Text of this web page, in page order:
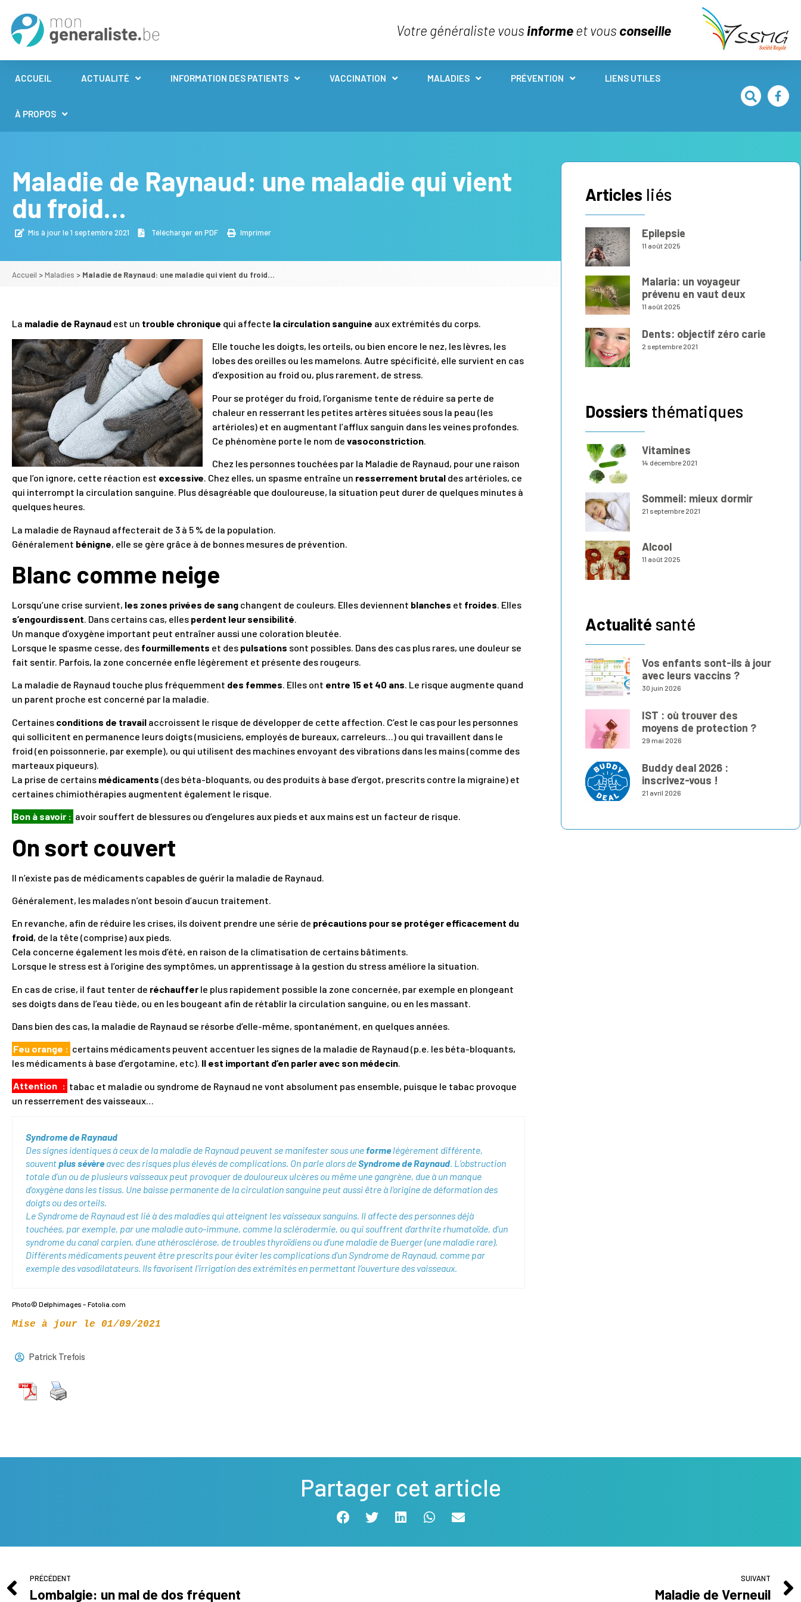
Votre généraliste vous informeet vous conseille
ACCUEIL ACTUALITÉ INFORMATION DES PATIENTS VACCINATION MALADIES PRÉVENTION LIENS UTILES
À PROPOS
Maladie de Raynaud: une maladie qui vient
du froid…
Mis à jour le 1 septembre 2021 Télécharger en PDF Imprimer
Articles liés
Epilepsie
11 août 2025
Malaria: un voyageur
prévenu en vaut deux
11 août 2025
Dents: objectif zéro carie
2 septembre 2021
Dossiers thématiques
Vitamines
14 décembre 2021
Sommeil: mieux dormir
21 septembre 2021
Alcool
11 août 2025
Actualité santé
Vos enfants sont-ils à jour
avec leurs vaccins ?
30 juin 2026
IST : où trouver des
moyens de protection ?
29 mai 2026
Buddy deal 2026 :
inscrivez-vous !
21 avril 2026
Accueil >Maladies > Maladie de Raynaud: une maladie qui vient du froid…
La maladie de Raynaud est un trouble chronique qui affecte la circulation sanguine aux extrémités du corps.
Elle touche les doigts, les orteils, ou bien encore le nez, les lèvres, les
lobes des oreilles ou les mamelons. Autre spécificité, elle survient en cas
d’exposition au froid ou, plus rarement, de stress.
Pour se protéger du froid, l’organisme tente de réduire sa perte de
chaleur en resserrant les petites artères situées sous la peau (les
artérioles) et en augmentant l’afflux sanguin dans les veines profondes.
Ce phénomène porte le nom de vasoconstriction
Chez les personnes touchées par la Maladie de Raynaud, pour une raison
que l’on ignore, cette réaction est excessive. Chez elles, un spasme entraîne un resserrement brutal des artérioles, ce
qui interrompt la circulation sanguine. Plus désagréable que douloureuse, la situation peut durer de quelques minutes à
quelques heures.
La maladie de Raynaud affecterait de 3 à 5 % de la population.
Généralement bénigne, elle se gère grâce à de bonnes mesures de prévention.
Blanc comme neige
Lorsqu’une crise survient, les zones privées de sang changent de couleurs. Elles deviennent blanches et froides. Elles
s’engourdissent. Dans certains cas, elles perdent leur sensibilité.
Un manque d’oxygène important peut entraîner aussi une coloration bleutée.
Lorsque le spasme cesse, des fourmillements et des pulsations sont possibles. Dans des cas plus rares, une douleur se
fait sentir. Parfois, la zone concernée enfle légèrement et présente des rougeurs.
La maladie de Raynaud touche plus fréquemment des femmes. Elles ont entre 15 et 40 ans. Le risque augmente quand
un parent proche est concerné par la maladie.
Certaines conditions de travail accroissent le risque de développer de cette affection. C’est le cas pour les personnes
qui sollicitent en permanence leurs doigts (musiciens, employés de bureaux, carreleurs…) ou qui travaillent dans le
froid (en poissonnerie, par exemple), ou qui utilisent des machines envoyant des vibrations dans les mains (comme des
marteaux piqueurs).
La prise de certains médicaments (des béta-bloquants, ou des produits à base d’ergot, prescrits contre la migraine) et
certaines chimiothérapies augmentent également le risque.
Bon à savoir : avoir souffert de blessures ou d’engelures aux pieds et aux mains est un facteur de risque.
On sort couvert
Il n’existe pas de médicaments capables de guérir la maladie de Raynaud.
Généralement, les malades n’ont besoin d’aucun traitement.
En revanche, afin de réduire les crises, ils doivent prendre une série de précautions pour se protéger efficacement du
froid, de la tête (comprise) aux pieds.
Cela concerne également les mois d’été, en raison de la climatisation de certains bâtiments.
Lorsque le stress est à l’origine des symptômes, un apprentissage à la gestion du stress améliore la situation.
En cas de crise, il faut tenter de réchauffer le plus rapidement possible la zone concernée, par exemple en plongeant
ses doigts dans de l’eau tiède, ou en les bougeant afin de rétablir la circulation sanguine, ou en les massant.
Dans bien des cas, la maladie de Raynaud se résorbe d’elle-même, spontanément, en quelques années.
Feu orange : certains médicaments peuvent accentuer les signes de la maladie de Raynaud (p.e. les béta-bloquants,
les médicaments à base d’ergotamine, etc). Il est important d’en parler avec son médecin.
Attention : tabac et maladie ou syndrome de Raynaud ne vont absolument pas ensemble, puisque le tabac provoque
un resserrement des vaisseaux…
Syndrome de Raynaud
Des signes identiques à ceux de la maladie de Raynaud peuvent se manifester sous une formelégèrement différente,
souventplus sévèreavec des risques plus élevés de complications. On parle alors deSyndrome de Raynaud . L’obstruction
totale d’un ou de plusieurs vaisseaux peut provoquer de douloureux ulcères ou même une gangrène, due à un manque
d’oxygène dans les tissus. Une baisse permanente de la circulation sanguine peut aussi être à l’origine de déformation des
doigts ou des orteils.
Le Syndrome de Raynaud est lié à des maladies qui atteignent les vaisseaux sanguins. Il affecte des personnes déjà
touchées, par exemple, par une maladie auto-immune, comme la sclérodermie, ou qui souffrent d’arthrite rhumatoïde, d’un
syndrome du canal carpien, d’une athérosclérose, de troubles thyroïdiens ou d’une maladie de Buerger (une maladie rare).
Différents médicaments peuvent être prescrits pour éviter les complications d’un Syndrome de Raynaud, comme par
exemple des vasodilatateurs. Ils favorisent l’irrigation des extrémités en permettant l’ouverture des vaisseaux.
Photo© Delphimages – Fotolia.com
Mise à jour le 01/09/2021
Patrick Trefois
Partager cet article
PRÉCÉDENT
Lombalgie: un mal de dos fréquent
SUIVANT
Maladie de Verneuil